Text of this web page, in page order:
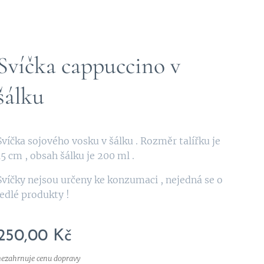
cappuccino v
sojového vosku v šálku . Rozměr talířku je
cm , obsah šálku je 200 ml .
nejsou určeny ke konzumaci , nejedná se o
produkty !
Kč
cenu dopravy